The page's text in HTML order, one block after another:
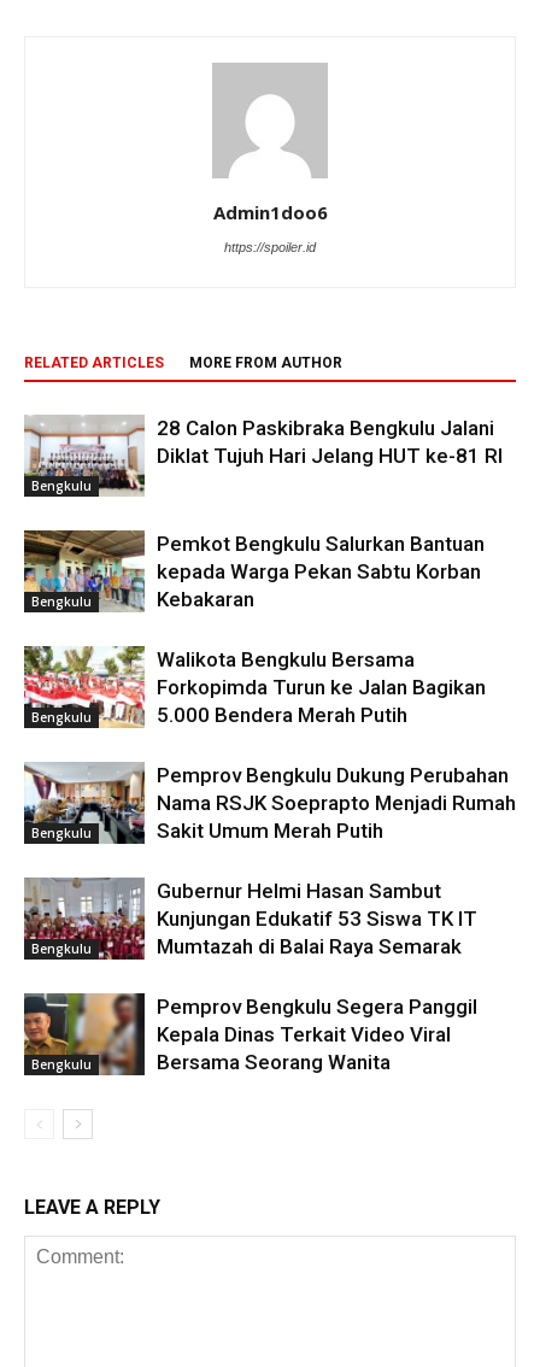
Admin1doo6
https://spoiler.id
RELATED ARTICLES MORE FROM AUTHOR
Bengkulu
28 Calon Paskibraka Bengkulu Jalani
Diklat Tujuh Hari Jelang HUT ke-81 RI
Bengkulu
Pemkot Bengkulu Salurkan Bantuan
kepada Warga Pekan Sabtu Korban
Kebakaran
Bengkulu
Walikota Bengkulu Bersama
Forkopimda Turun ke Jalan Bagikan
5.000 Bendera Merah Putih
Bengkulu
Pemprov Bengkulu Dukung Perubahan
Nama RSJK Soeprapto Menjadi Rumah
Sakit Umum Merah Putih
Bengkulu
Gubernur Helmi Hasan Sambut
Kunjungan Edukatif 53 Siswa TK IT
Mumtazah di Balai Raya Semarak
Bengkulu
Pemprov Bengkulu Segera Panggil
Kepala Dinas Terkait Video Viral
Bersama Seorang Wanita
LEAVE A REPLY